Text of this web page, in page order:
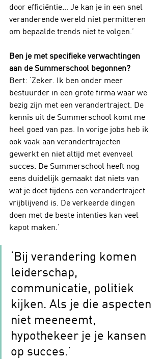
door efficiëntie… Je kan je in een snel
veranderende wereld niet permitteren
om bepaalde trends niet te volgen.’
Ben je met specifieke verwachtingen
aan de Summerschool begonnen?
Bert: ‘Zeker. Ik ben onder meer
bestuurder in een grote firma waar we
bezig zijn met een verandertraject. De
kennis uit de Summerschool komt me
heel goed van pas. In vorige jobs heb ik
ook vaak aan verandertrajecten
gewerkt en niet altijd met evenveel
succes. De Summerschool heeft nog
eens duidelijk gemaakt dat niets van
wat je doet tijdens een verandertraject
vrijblijvend is. De verkeerde dingen
doen met de beste intenties kan veel
kapot maken.’
‘Bij verandering komen
leiderschap,
communicatie, politiek
kijken. Als je die aspecten
niet meeneemt,
hypothekeer je je kansen
op succes.’